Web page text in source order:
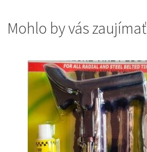
Mohlo by vás zaujímať